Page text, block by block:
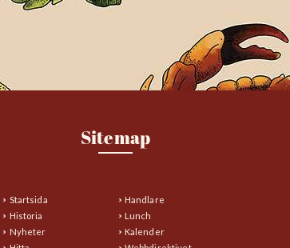
Sitemap
Startsida
Handlare
Historia
Lunch
Nyheter
Kalender